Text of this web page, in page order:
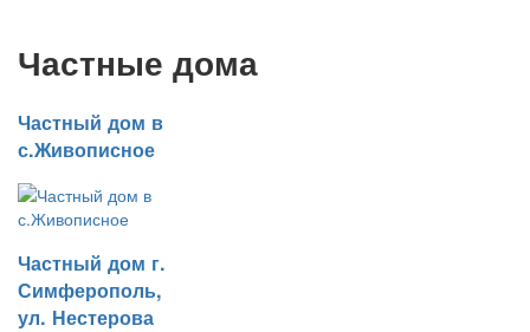
Частные дома
Частный дом в
с.Живописное
Частный дом г.
Симферополь,
ул. Нестерова